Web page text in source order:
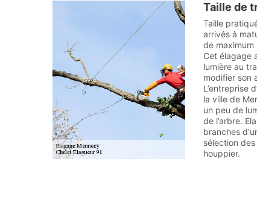
Taille de
Taille
arrivés à
de maximum
Cet élagage
lumière au
modifier son
L’entreprise
la ville de
un peu de
de l’arbre.
branches
sélection
houppier.